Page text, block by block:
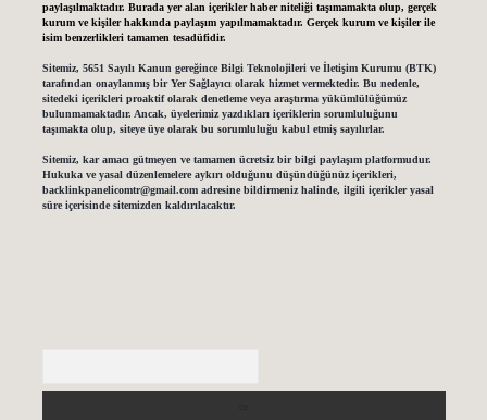
paylaşılmaktadır. Burada yer alan içerikler haber niteliği taşımamakta olup, gerçek
kurum ve kişiler hakkında paylaşım yapılmamaktadır. Gerçek kurum ve kişiler ile
isim benzerlikleri tamamen tesadüfidir.
Sitemiz, 5651 Sayılı Kanun gereğince Bilgi Teknolojileri ve İletişim Kurumu (BTK)
tarafından onaylanmış bir Yer Sağlayıcı olarak hizmet vermektedir. Bu nedenle,
sitedeki içerikleri proaktif olarak denetleme veya araştırma yükümlülüğümüz
bulunmamaktadır. Ancak, üyelerimiz yazdıkları içeriklerin sorumluluğunu
taşımakta olup, siteye üye olarak bu sorumluluğu kabul etmiş sayılırlar.
Sitemiz, kar amacı gütmeyen ve tamamen ücretsiz bir bilgi paylaşım platformudur.
Hukuka ve yasal düzenlemelere aykırı olduğunu düşündüğünüz içerikleri,
backlinkpanelicomtr@gmail.comadresine bildirmeniz halinde, ilgili içerikler yasal
süre içerisinde sitemizden kaldırılacaktır.